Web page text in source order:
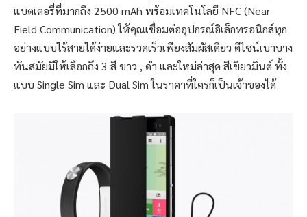
แบตเตอรี่ที่มากถึง 2500 mAh พร้อมเทคโนโลยี NFC (Near
Field Communication) ให้คุณเชื่อมต่ออุปกรณ์อิเล็กทรอนิกส์ทุก
อย่างแบบไร้สายได้ง่ายและรวดเร็วเพียงสัมผัสเดียว ดีไซน์เบาบาง
ทันสมัยมีให้เลือกถึง 3 สี ขาว , ดำ และใหม่ล่าสุด สีเขียวมินต์ ทั้ง
แบบ Single Sim และ Dual Sim ในราคาที่ใครก็เป็นเจ้าของได้